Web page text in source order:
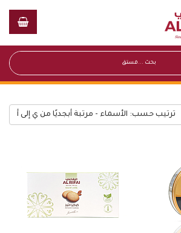
ترتيب حسب: الأسماء - مرتبة أبجديًا من ي إلى أ